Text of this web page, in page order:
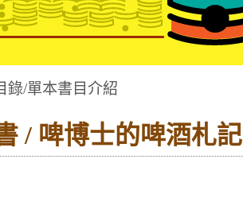
錄/單本書目介紹
/ 啤博士的啤酒札記